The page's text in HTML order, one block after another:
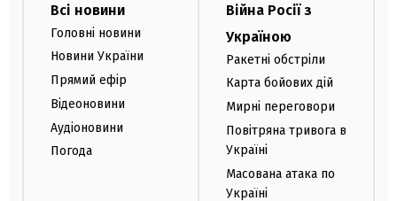
Всі новини
Головні новини
Новини України
Прямий ефір
Відеоновини
Аудіоновини
Погода
Війна Росії з
Україною
Ракетні обстріли
Карта бойових дій
Мирні переговори
Повітряна тривога в
Україні
Масована атака по
Україні